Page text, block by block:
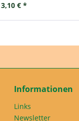
3,10 € *
Informationen
Links
Newsletter